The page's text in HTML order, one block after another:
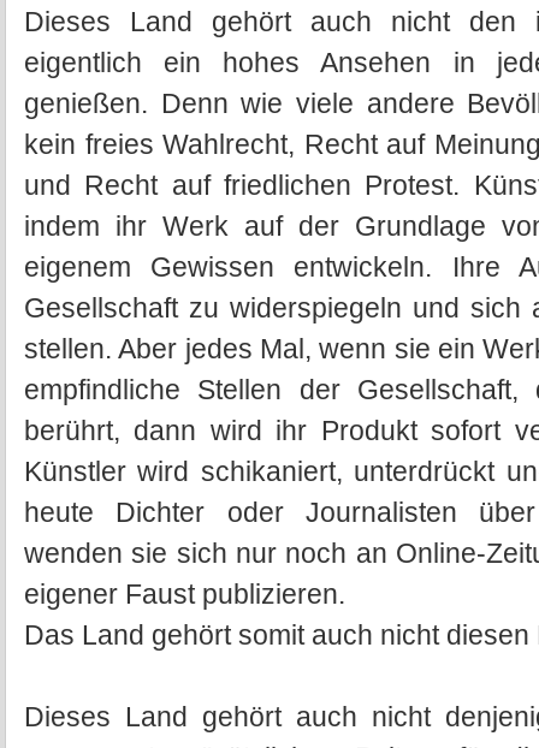
Dieses Land gehört auch nicht den
eigentlich ein hohes Ansehen in
genießen. Denn wie viele andere
kein freies Wahlrecht, Recht auf
und Recht auf friedlichen Protest.
indem ihr Werk auf der Grundlage
eigenem Gewissen entwickeln.
Gesellschaft zu widerspiegeln und
stellen. Aber jedes Mal, wenn sie ein
empfindliche Stellen der
berührt, dann wird ihr Produkt sofort
Künstler wird schikaniert, unterdrückt
heute Dichter oder Journalisten
wenden sie sich nur noch an Online-
eigener Faust publizieren.
Das Land gehört somit auch nicht diesen
Dieses Land gehört auch nicht